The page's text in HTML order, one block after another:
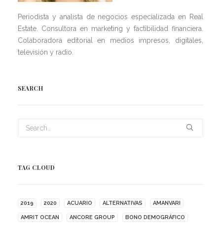
Periodista y analista de negocios especializada en Real
Estate. Consultora en marketing y factibilidad financiera.
Colaboradora editorial en medios impresos, digitales,
televisión y radio.
SEARCH
TAG CLOUD
2019 2020 ACUARIO ALTERNATIVAS AMANVARI
AMRIT OCEAN ANCORE GROUP BONO DEMOGRÁFICO